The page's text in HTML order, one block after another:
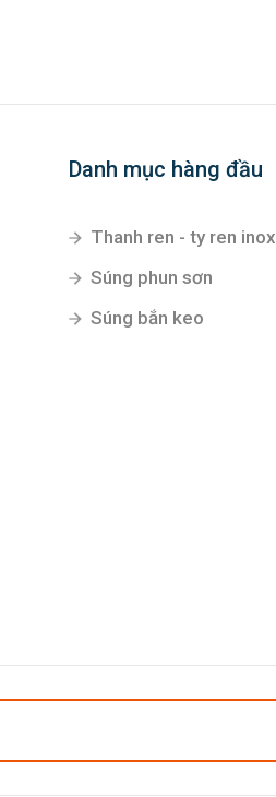
Danh mục hàng đầu
Thanh ren - ty ren inox
Súng phun sơn
Súng bắn keo